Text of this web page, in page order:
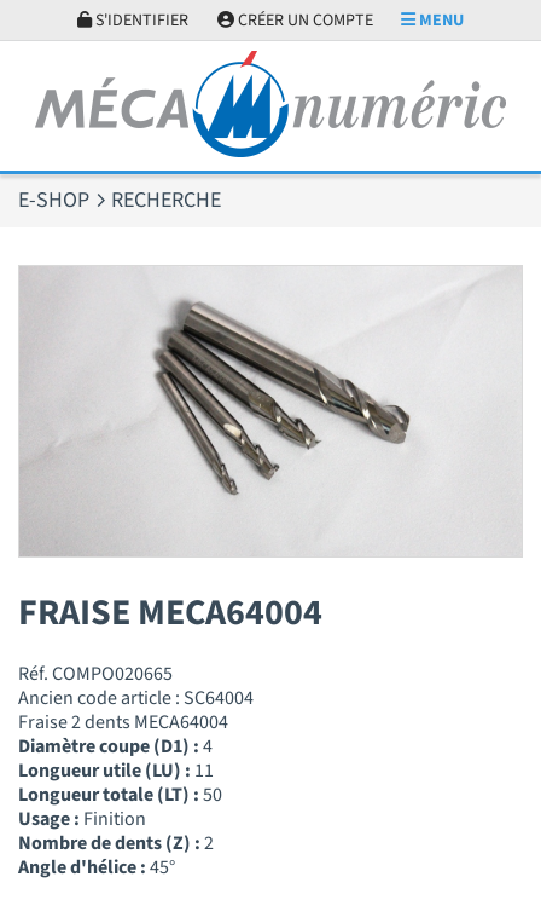
S'IDENTIFIER CRÉER UN COMPTE MENU
E-SHOP RECHERCHE
FRAISE MECA64004
Réf. COMPO020665
Ancien code article : SC64004
Fraise 2 dents MECA64004
Diamètre coupe (D1) :4
Longueur utile (LU) : 11
Longueur totale (LT) :50
Usage : Finition
Nombre de dents (Z) :2
Angle d'hélice :45°
Panneau de gestion des cookies